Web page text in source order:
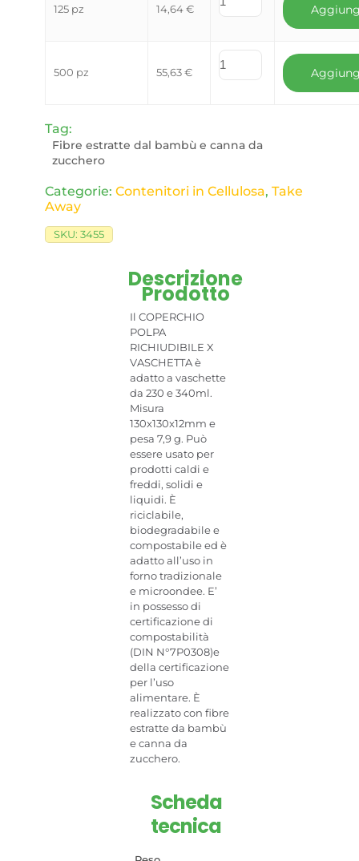
125 pz 14,64€
500 pz 55,63€
Tag:
Fibre estratte dal bambù e canna da
zucchero
Categorie: Contenitori in Cellulosa, Take
Away
SKU: 3455
Descrizione
Prodotto
Il COPERCHIO
POLPA
RICHIUDIBILE X
VASCHETTA è
adatto a vaschette
da 230 e 340ml.
Misura
130x130x12mm e
pesa 7,9 g. Può
essere usato per
prodotti caldi e
freddi, solidi e
liquidi. È
riciclabile,
biodegradabile e
compostabile ed è
adatto all’uso in
forno tradizionale
e microondee. E’
in possesso di
certificazione di
compostabilità
(DIN N°7P0308)e
della certificazione
per l’uso
alimentare. È
realizzato con fibre
estratte da bambù
e canna da
zucchero.
Scheda
tecnica